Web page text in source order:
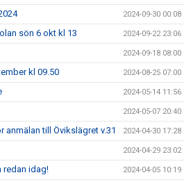
2024-09-30 00:08
sön 6 okt kl 13 2024-09-22 23:06
2024-09-18 08:00
kl 09.50 2024-08-25 07:00
2024-05-14 11:56
2024-05-07 20:40
till Övikslägret v.31 2024-04-30 17:28
2024-04-29 23:02
redan idag! 2024-04-05 10:19